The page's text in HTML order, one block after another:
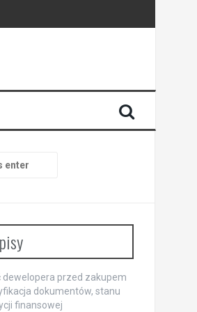
dewelopera przed zakupem
dokumentów, stanu
finansowej